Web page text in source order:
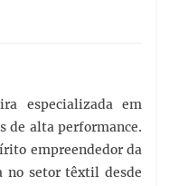
especializada em
de alta performance.
empreendedor da
no setor têxtil desde